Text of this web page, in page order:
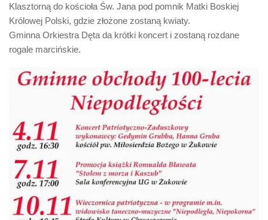
Klasztorną do kościoła Św. Jana pod pomnik Matki Boskiej
Królowej Polski, gdzie złożone zostaną kwiaty.
Gminna Orkiestra Dęta da krótki koncert i zostaną rozdane
rogale marcińskie.